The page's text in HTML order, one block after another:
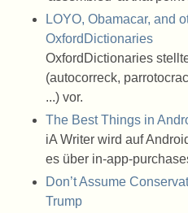
LOYO, Obamacar, and
OxfordDictionaries
OxfordDictionaries
(autocorreck,
...) vor.
The Best Things in
iA Writer wird auf
es über in-app-
Don’t Assume
Trump